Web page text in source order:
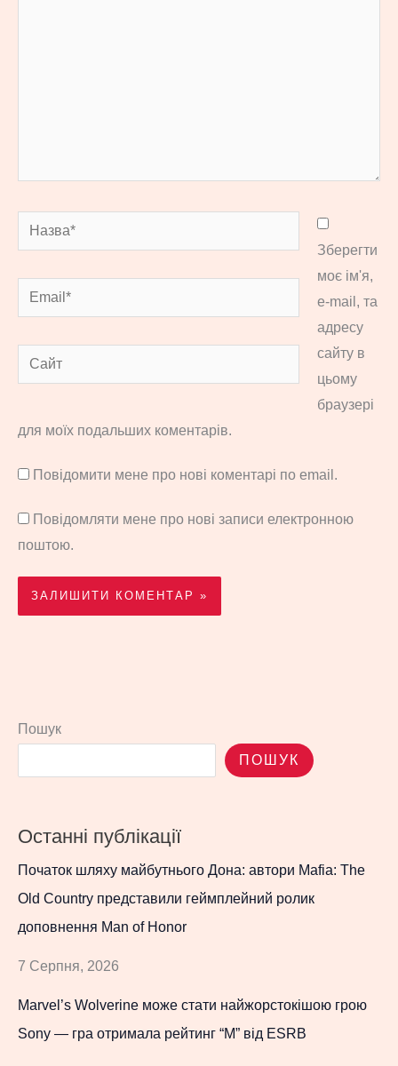
Назва*
Email*
Сайт
Зберегти
моє ім'я,
e-mail, та
адресу
сайту в
цьому
браузері
для моїх подальших коментарів.
Повідомити мене про нові коментарі по email.
Повідомляти мене про нові записи електронною
поштою.
Пошук
ПОШУК
Останні публікації
Початок шляху майбутнього Дона: автори Mafia: The
Old Country представили геймплейний ролик
доповнення Man of Honor
7 Серпня, 2026
Marvel’s Wolverine може стати найжорстокішою грою
Sony — гра отримала рейтинг “M” від ESRB